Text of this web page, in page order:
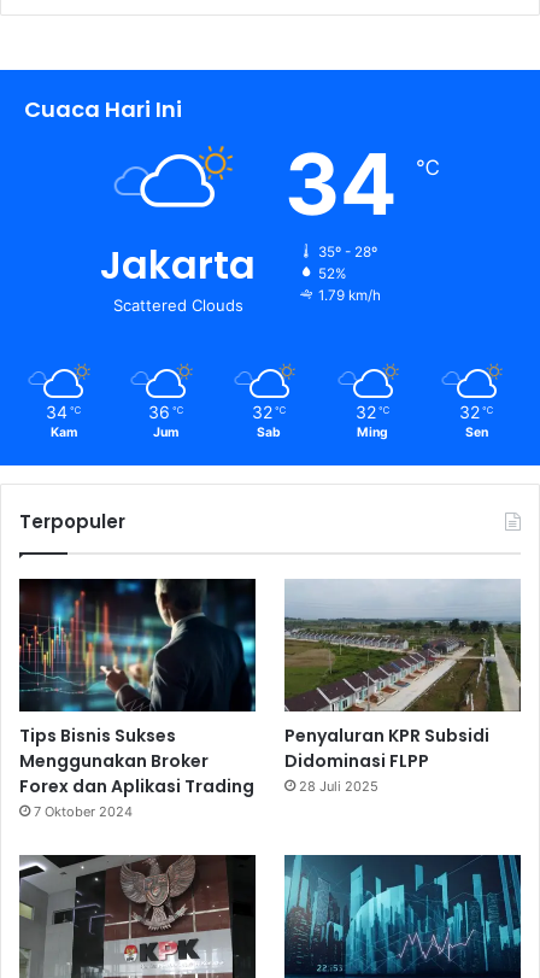
Cuaca Hari Ini
Jakarta
Scattered Clouds
34 ℃
35º - 28º
52%
1.79 km/h
34 ℃
Kam
36 ℃
Jum
32 ℃
Sab
32 ℃
Ming
32 ℃
Sen
Terpopuler
Tips Bisnis Sukses
Menggunakan Broker
Forex dan Aplikasi Trading
7 Oktober 2024
Penyaluran KPR Subsidi
Didominasi FLPP
28 Juli 2025